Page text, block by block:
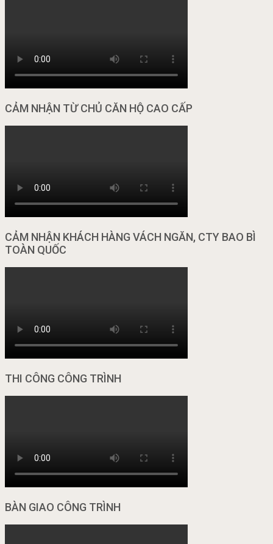
CẢM NHẬN TỪ CHỦ CĂN HỘ CAO CẤP
CẢM NHẬN KHÁCH HÀNG VÁCH NGĂN, CTY BAO BÌ
TOÀN QUỐC
THI CÔNG CÔNG TRÌNH
BÀN GIAO CÔNG TRÌNH